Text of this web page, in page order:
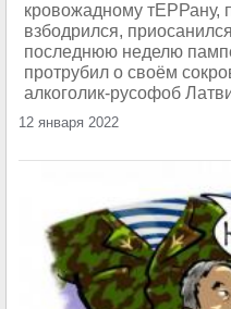
кровожадному тЕРРану,
взбодрился,
последнюю неделю
протрубил о своём
алкоголик-русофоб
12 января 2022